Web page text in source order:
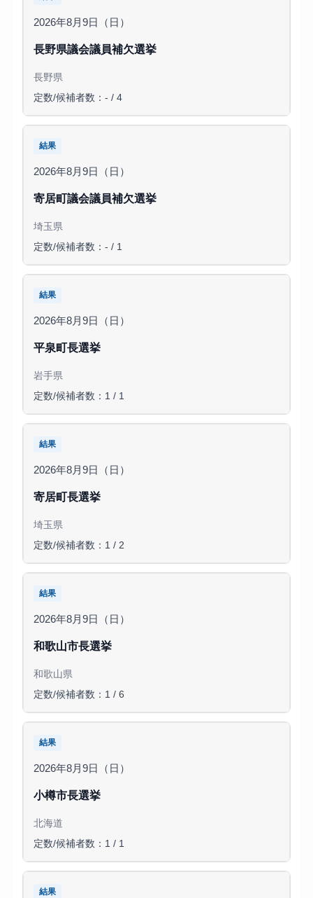
2026年8月9日（日）
長野県議会議員補欠選挙
長野県
定数/候補者数：- / 4
結果
2026年8月9日（日）
寄居町議会議員補欠選挙
埼玉県
定数/候補者数：- / 1
結果
2026年8月9日（日）
平泉町長選挙
岩手県
定数/候補者数：1 / 1
結果
2026年8月9日（日）
寄居町長選挙
埼玉県
定数/候補者数：1 / 2
結果
2026年8月9日（日）
和歌山市長選挙
和歌山県
定数/候補者数：1 / 6
結果
2026年8月9日（日）
小樽市長選挙
北海道
定数/候補者数：1 / 1
結果